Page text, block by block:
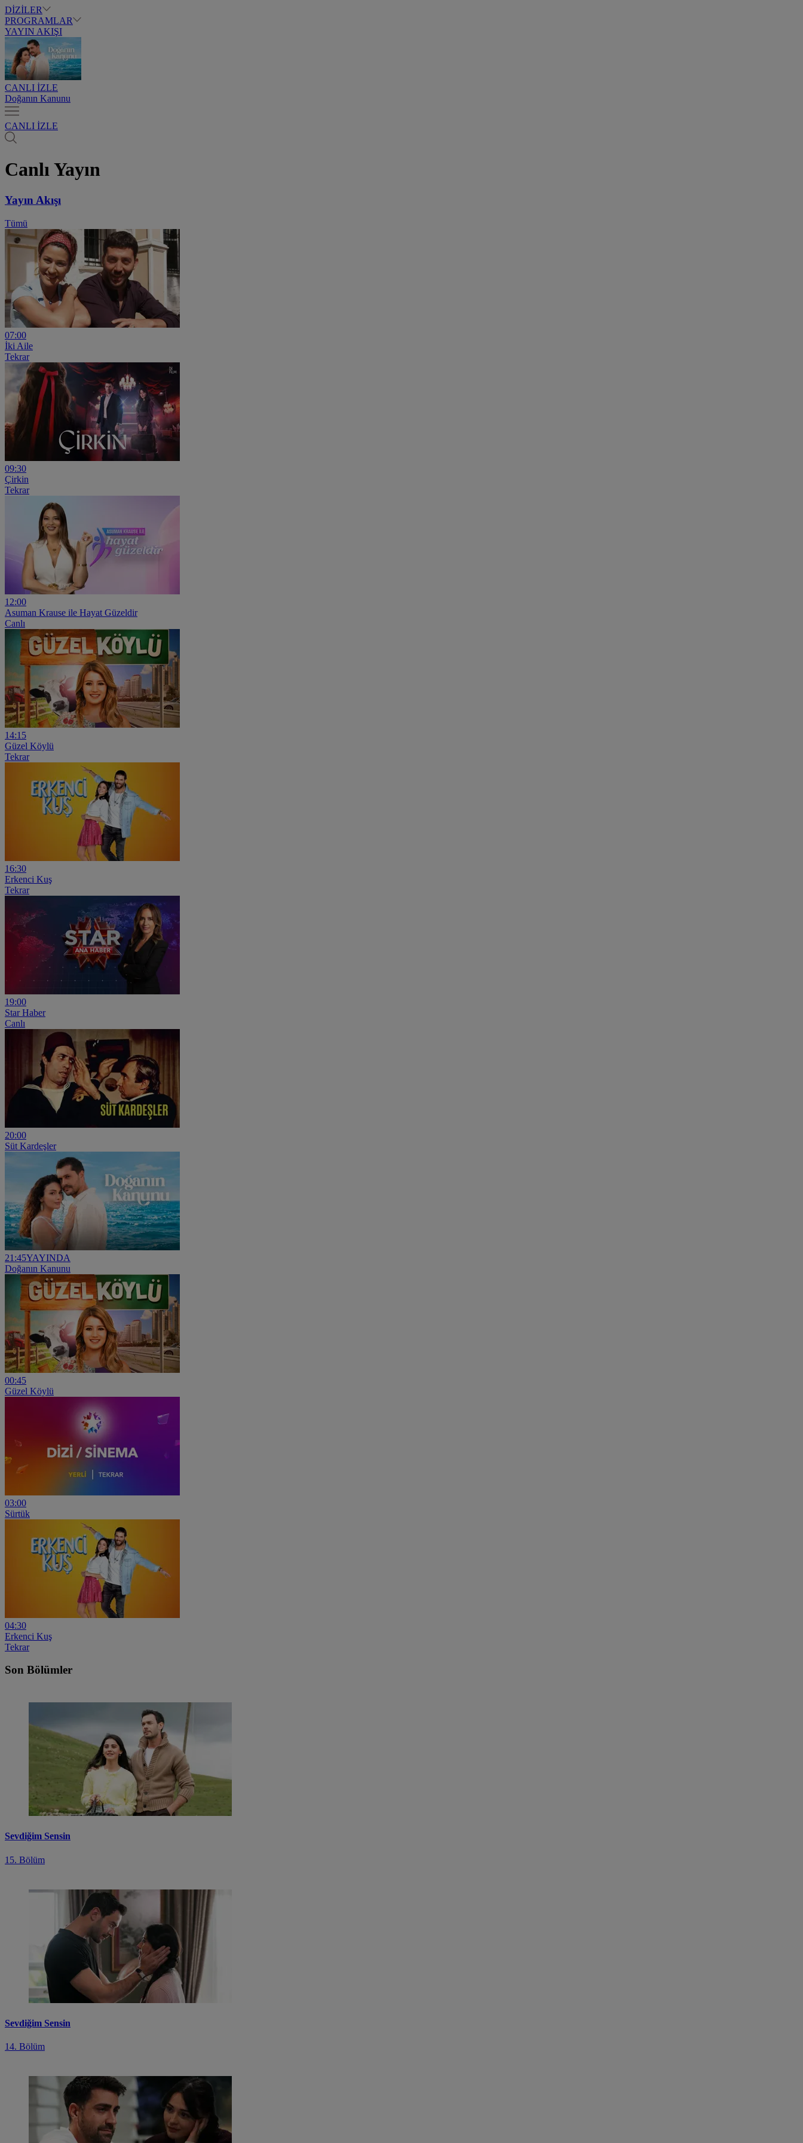
DİZİLER
PROGRAMLAR
YAYIN AKIŞI
CANLI İZLE
Doğanın Kanunu
CANLI İZLE
Canlı Yayın
Yayın Akışı
Tümü
07:00
İki Aile
Tekrar
09:30
Çirkin
Tekrar
12:00
Asuman Krause ile Hayat Güzeldir
Canlı
14:15
Güzel Köylü
Tekrar
16:30
Erkenci Kuş
Tekrar
19:00
Star Haber
Canlı
20:00
Süt Kardeşler
21:45YAYINDA
Doğanın Kanunu
00:45
Güzel Köylü
03:00
Sürtük
04:30
Erkenci Kuş
Tekrar
Son Bölümler
Sevdiğim Sensin
15. Bölüm
Sevdiğim Sensin
14. Bölüm